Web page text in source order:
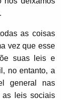
as coisas
vez que esse
suas leis e
no entanto, a
general nas
as leis sociais